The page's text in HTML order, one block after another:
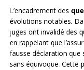
L’encadrement des
évolutions notables.
juges ont invalidé des
en rappelant que
fausse déclaration que
sans équivoque. Cette